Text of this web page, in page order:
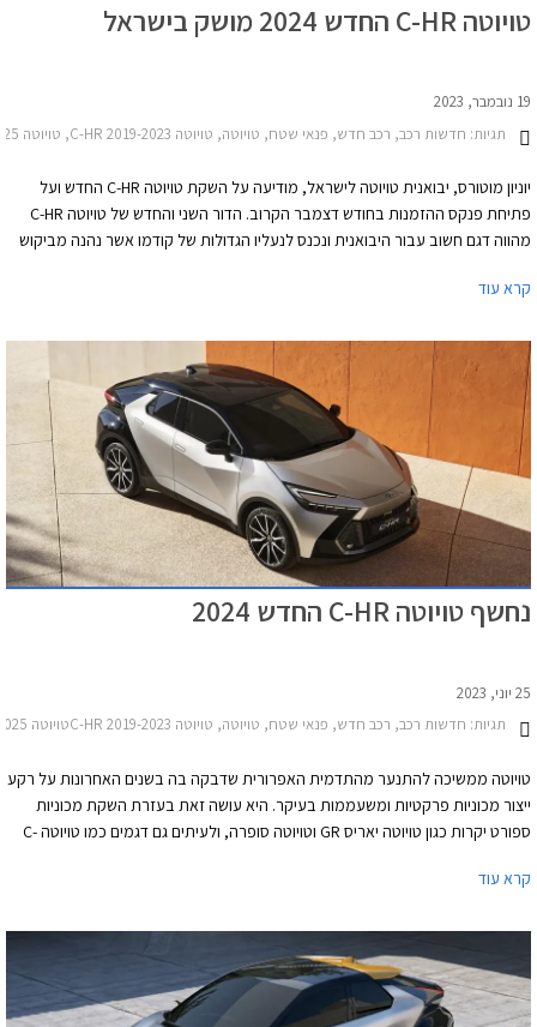
טויוטה C-HR החדש 2024 מושק בישראל
19 נובמבר, 2023
תגיות: חדשות רכב, רכב חדש, פנאי שטח, טויוטה, טויוטה C-HR 2019-2023, טויוטה C-HR 2023-2025מחירון רכב
יוניון מוטורס, יבואנית טויוטה לישראל, מודיעה על השקת טויוטה C-HR החדש ועל
פתיחת פנקס ההזמנות בחודש דצמבר הקרוב. הדור השני והחדש של טויוטה C-HR
מהווה דגם חשוב עבור היבואנית ונכנס לנעליו הגדולות של קודמו אשר נהנה מביקוש
הדור החדש התייקר משמעותית ועומד על החל מ- 169,990 ₪.
קרא עוד
נחשף טויוטה C-HR החדש 2024
25 יוני, 2023
תגיות: חדשות רכב, רכב חדש, פנאי שטח, טויוטה, טויוטה C-HR 2019-2023טויוטה C-HR 2023-2025
טויוטה ממשיכה להתנער מהתדמית האפרורית שדבקה בה בשנים האחרונות על רקע
ייצור מכוניות פרקטיות ומשעממות בעיקר. היא עושה זאת בעזרת השקת מכוניות
ספורט יקרות כגון טויוטה יאריס GR וטויוטה סופרה, ולעיתים גם דגמים כמו טויוטה C-
קהל גדול המבקש מכוניות עם עיצוב מעניין ומלא אופי גם על חשבון השימושיות.
קרא עוד